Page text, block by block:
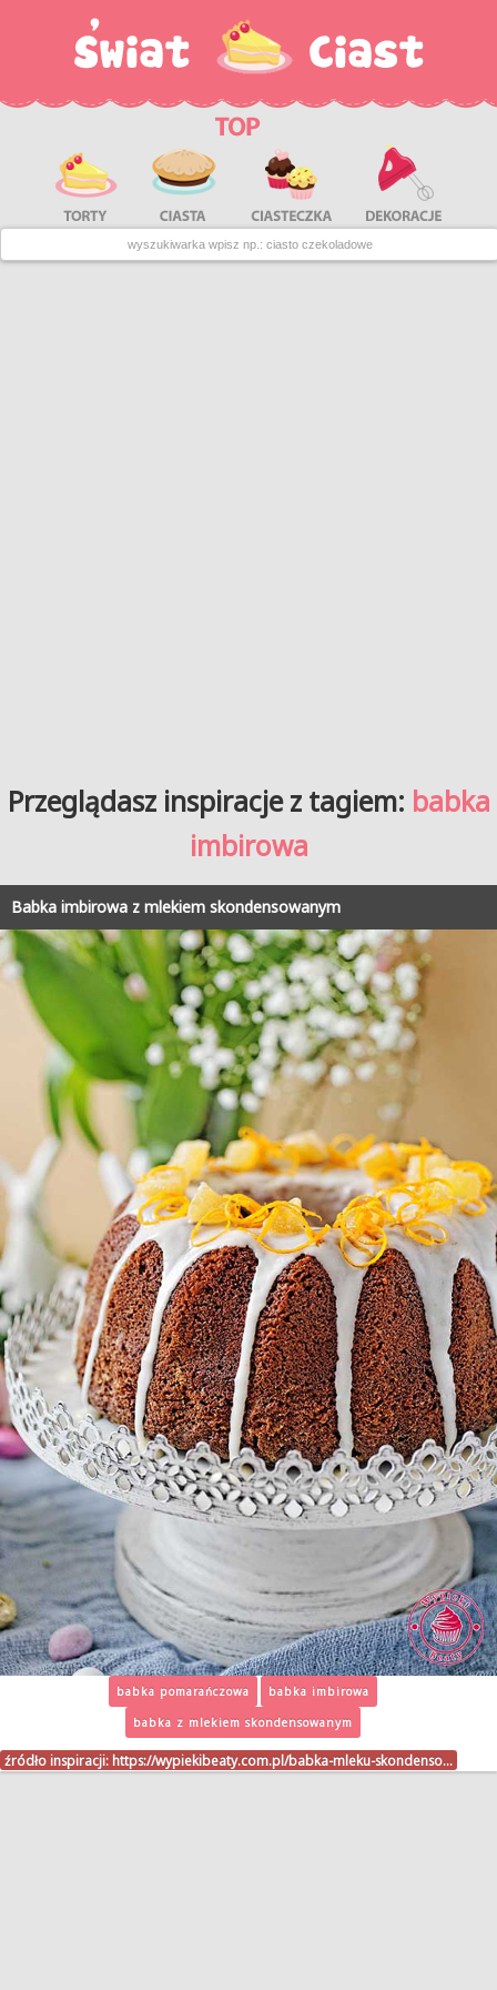
Przeglądasz inspiracje z tagiem: babka
imbirowa
Babka imbirowa z mlekiem skondensowanym
babka pomarańczowa
babka imbirowa
babka z mlekiem skondensowanym
źródło inspiracji: https://wypiekibeaty.com.pl/babka-mleku-skondenso…